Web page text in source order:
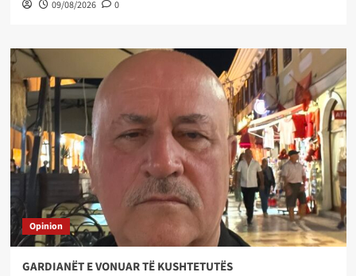
09/08/2026 0
Opinion
GARDIANËT E VONUAR TË KUSHTETUTËS